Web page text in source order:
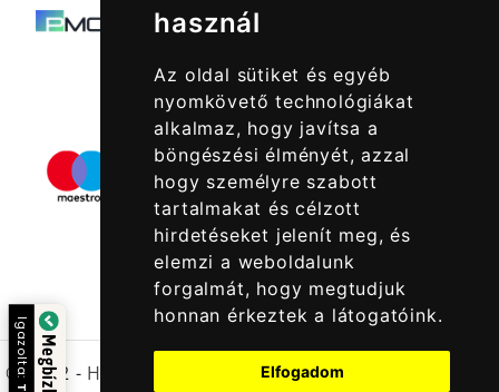
használ
Az oldal sütiket és egyéb
nyomkövető technológiákat
alkalmaz, hogy javítsa a
böngészési élményét, azzal
hogy személyre szabott
tartalmakat és célzott
hirdetéseket jelenít meg, és
elemzi a weboldalunk
forgalmát, hogy megtudjuk
honnan érkeztek a látogatóink.
Elfogadom
© 2022 - Halcatraz Kft.
Igazolta: